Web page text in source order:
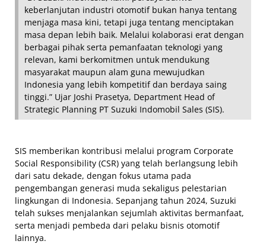
keberlanjutan industri otomotif bukan hanya tentang
menjaga masa kini, tetapi juga tentang menciptakan
masa depan lebih baik. Melalui kolaborasi erat dengan
berbagai pihak serta pemanfaatan teknologi yang
relevan, kami berkomitmen untuk mendukung
masyarakat maupun alam guna mewujudkan
Indonesia yang lebih kompetitif dan berdaya saing
tinggi.” Ujar Joshi Prasetya, Department Head of
Strategic Planning PT Suzuki Indomobil Sales (SIS).
SIS memberikan kontribusi melalui program Corporate
Social Responsibility (CSR) yang telah berlangsung lebih
dari satu dekade, dengan fokus utama pada
pengembangan generasi muda sekaligus pelestarian
lingkungan di Indonesia. Sepanjang tahun 2024, Suzuki
telah sukses menjalankan sejumlah aktivitas bermanfaat,
serta menjadi pembeda dari pelaku bisnis otomotif
lainnya.